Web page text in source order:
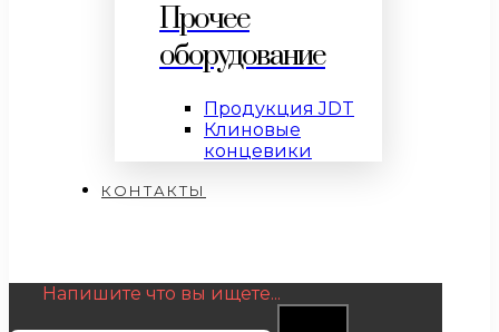
Прочее
оборудование
Продукция JDT
Клиновые
концевики
КОНТАКТЫ
Напишите что вы ищете...